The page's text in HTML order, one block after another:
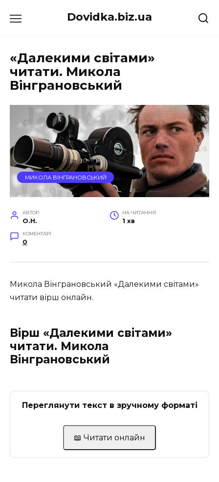
до
Dovidka.biz.ua
«Далекими світами»
читати. Микола
Вінграновський
МИКОЛА ВІНГРАНОВСЬКИЙ
АВТОР
O.H.
НА ЧИТАННЯ
1 хв
КОМЕНТАРІ
0
Микола Вінграновський «Далекими світами»
читати вірш онлайн.
Вірш «Далекими світами»
читати. Микола
Вінграновський
Переглянути текст в зручному форматі
📖 Читати онлайн